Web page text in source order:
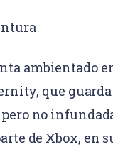
ambientado
que guarda
no
de Xbox, en